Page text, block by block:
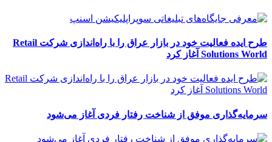
طرح ایده فعالیت خود در بازار عراق را با راه‌اندازی شرکت Retail
Solutions World آغاز کرد
سرمایه‌گذاری موفق از شناخت رفتار فردی آغاز می‌شود